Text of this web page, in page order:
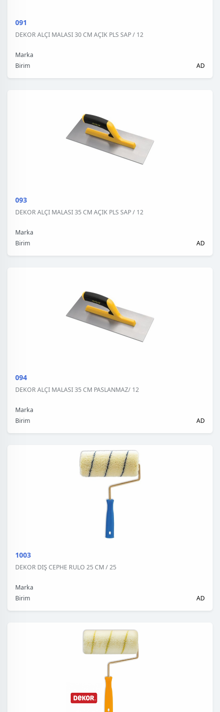
091
DEKOR ALÇI MALASI 30 CM AÇIK PLS SAP / 12
Marka
Birim
AD
093
DEKOR ALÇI MALASI 35 CM AÇIK PLS SAP / 12
Marka
Birim
AD
094
DEKOR ALÇI MALASI 35 CM PASLANMAZ/ 12
Marka
Birim
AD
1003
DEKOR DIŞ CEPHE RULO 25 CM / 25
Marka
Birim
AD